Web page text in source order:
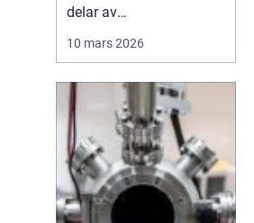
delar av
banker och skapar helt
nya affärsmodeller.
Samtidigt ökar kraven
från både kunder,
investerare och
myndigheter. I den här
10 mars 2026